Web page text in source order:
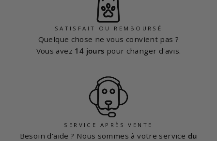
SATISFAIT OU REMBOURSÉ
Quelque chose ne vous convient pas ?
Vous avez 14 jours pour changer d'avis.
SERVICE APRÈS VENTE
Besoin d'aide ? Nous sommes à votre service du